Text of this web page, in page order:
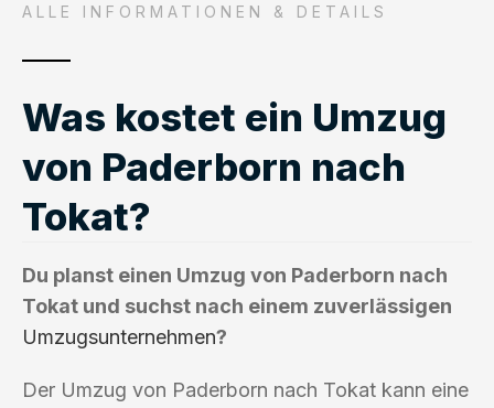
ALLE INFORMATIONEN & DETAILS
Was kostet ein Umzug
von Paderborn nach
Tokat?
Du planst einen Umzug von Paderborn nach
Tokat und suchst nach einem zuverlässigen
Umzugsunternehmen?
Der Umzug von Paderborn nach Tokat kann eine